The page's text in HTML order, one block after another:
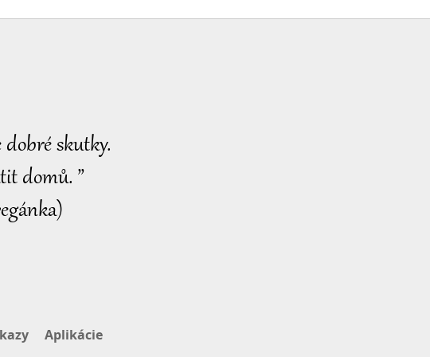
dobré skutky.
domů. ”
Aplikácie